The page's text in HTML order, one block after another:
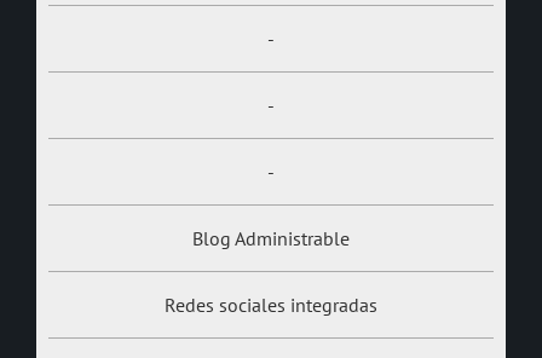
-
-
-
Blog Administrable
Redes sociales integradas